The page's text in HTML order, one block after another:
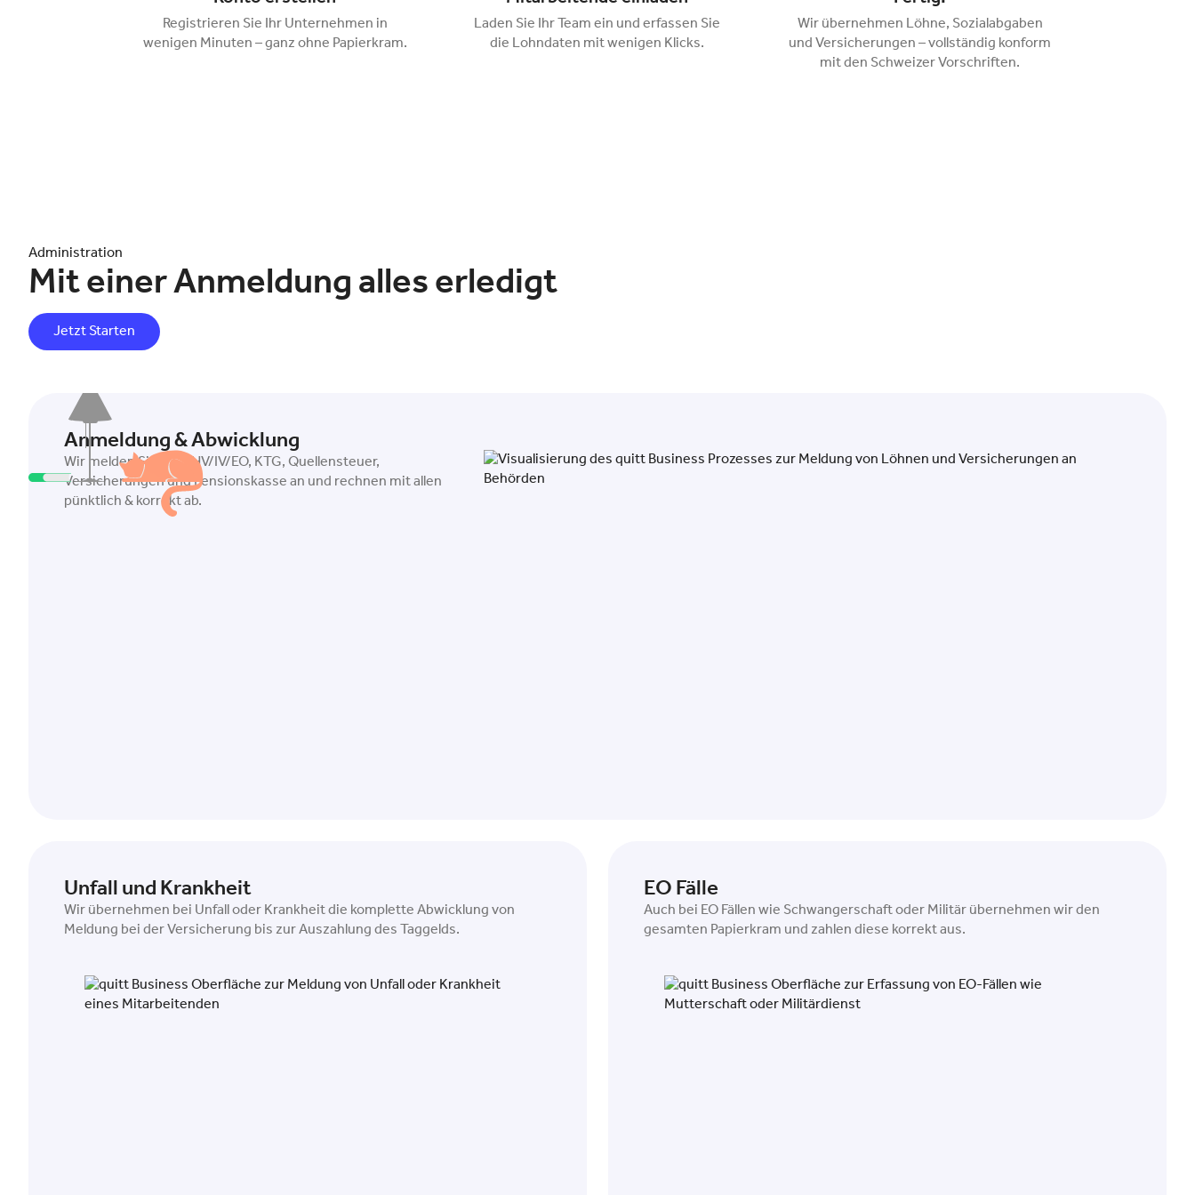
Registrieren Sie Ihr Unternehmen in
wenigen Minuten – ganz ohne Papierkram.
Laden Sie Ihr Team ein und erfassen Sie
die Lohndaten mit wenigen Klicks.
Wir übernehmen Löhne, Sozialabgaben
und Versicherungen – vollständig konform
mit den Schweizer Vorschriften.
Administration
Mit einer Anmeldung alles erledigt
Jetzt Starten
Anmeldung & Abwicklung
Wir melden Sie bei AHV/IV/EO, KTG, Quellensteuer,
Versicherungen und Pensionskasse an und rechnen mit allen
pünktlich & korrekt ab.
Unfall und Krankheit
Wir übernehmen bei Unfall oder Krankheit die komplette Abwicklung von
Meldung bei der Versicherung bis zur Auszahlung des Taggelds.
EO Fälle
Auch bei EO Fällen wie Schwangerschaft oder Militär übernehmen wir den
gesamten Papierkram und zahlen diese korrekt aus.